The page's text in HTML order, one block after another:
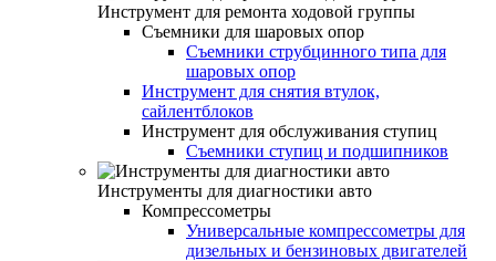
Инструмент для ремонта ходовой группы
Съемники для шаровых опор
Съемники струбцинного типа для
шаровых опор
Инструмент для снятия втулок,
сайлентблоков
Инструмент для обслуживания ступиц
Съемники ступиц и подшипников
Инструменты для диагностики авто
Компрессометры
Универсальные компрессометры для
дизельных и бензиновых двигателей